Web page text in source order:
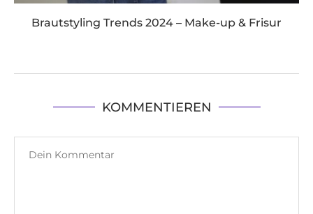
Brautstyling Trends 2024 – Make-up & Frisur
KOMMENTIEREN